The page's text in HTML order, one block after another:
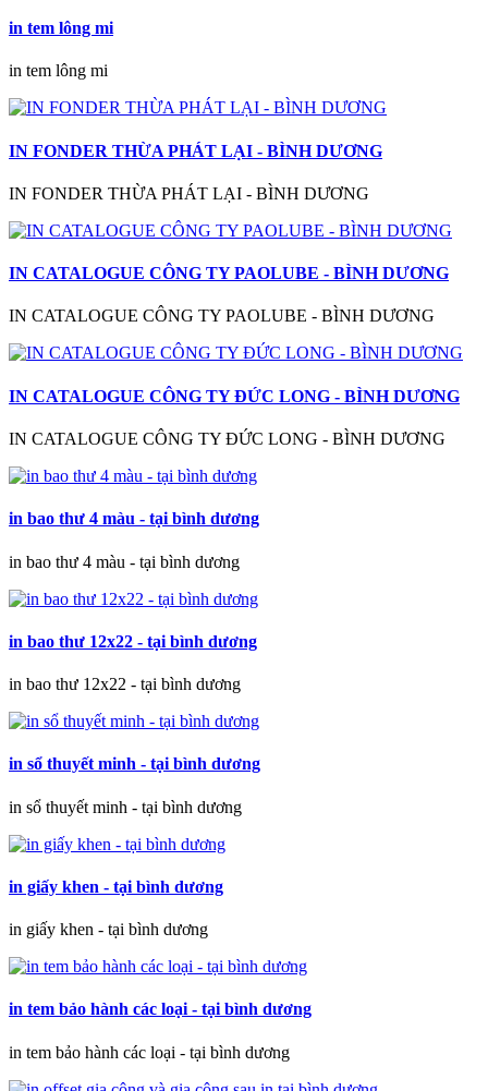
in tem lông mi
in tem lông mi
IN FONDER THỪA PHÁT LẠI - BÌNH DƯƠNG
IN FONDER THỪA PHÁT LẠI - BÌNH DƯƠNG
IN CATALOGUE CÔNG TY PAOLUBE - BÌNH DƯƠNG
IN CATALOGUE CÔNG TY PAOLUBE - BÌNH DƯƠNG
IN CATALOGUE CÔNG TY ĐỨC LONG - BÌNH DƯƠNG
IN CATALOGUE CÔNG TY ĐỨC LONG - BÌNH DƯƠNG
in bao thư 4 màu - tại bình dương
in bao thư 4 màu - tại bình dương
in bao thư 12x22 - tại bình dương
in bao thư 12x22 - tại bình dương
in sổ thuyết minh - tại bình dương
in sổ thuyết minh - tại bình dương
in giấy khen - tại bình dương
in giấy khen - tại bình dương
in tem bảo hành các loại - tại bình dương
in tem bảo hành các loại - tại bình dương